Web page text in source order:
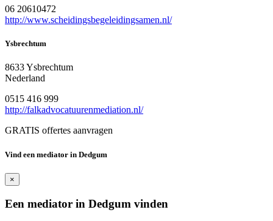
06 20610472
http://www.scheidingsbegeleidingsamen.nl/
Ysbrechtum
8633 Ysbrechtum
Nederland
0515 416 999
http://falkadvocatuurenmediation.nl/
GRATIS offertes aanvragen
Vind een mediator in Dedgum
×
Een mediator in Dedgum vinden